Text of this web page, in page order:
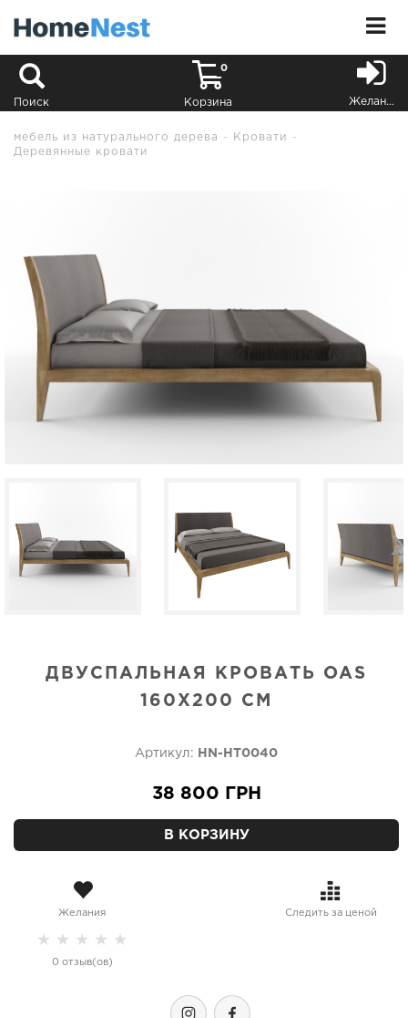
Поиск
0
Корзина Желания
мебель из натурального дерева
Кровати
Деревянные кровати
ДВУСПАЛЬНАЯ КРОВАТЬ OAS
160Х200 СМ
Артикул: HN-HT0040
38 800 ГРН
В КОРЗИНУ
Желания Следить за ценой
★ ★ ★ ★ ★
0 отзыв(ов)